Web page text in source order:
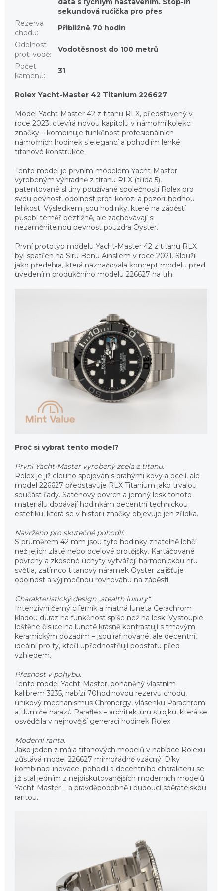
data s rychlým nastavením. Stop-in
sekundová ručička pro přes
Rezerva
chodu:
Přibližně 70 hodin
Odolnost
proti vodě:
Vodotěsnost do 100 metrů
Počet
kamenů:
31
Rolex Yacht-Master 42 Titanium 226627
Model Yacht-Master 42 z titanu RLX, představený v
roce 2023, otevírá novou kapitolu v námořní kolekci
značky – kombinuje funkčnost profesionálních
námořních hodinek s elegancí a pohodlím lehké
titanové konstrukce.
Tento model je prvním modelem Yacht-Master
vyrobeným výhradně z titanu RLX (třída 5),
patentované slitiny používané společností Rolex pro
svou pevnost, odolnost proti korozi a pozoruhodnou
lehkost. Výsledkem jsou hodinky, které na zápěstí
působí téměř beztížně, ale zachovávají si
nezaměnitelnou pevnost pouzdra Oyster.
První prototyp modelu Yacht-Master 42 z titanu RLX
byl spatřen na Siru Benu Ainsliem v roce 2021. Sloužil
jako předehra, která naznačovala koncept modelu před
uvedením produkčního modelu 226627 na trh.
Proč si vybrat tento model?
První Yacht-Master vyrobený zcela z titanu.
Rolex je již dlouho spojován s drahými kovy a ocelí, ale
model 226627 představuje RLX Titanium jako trvalou
součást řady. Saténový povrch a jemný lesk tohoto
materiálu dodávají hodinkám decentní technickou
estetiku, která se v historii značky objevuje jen zřídka.
Navrženo pro skutečné pohodlí.
S průměrem 42 mm jsou tyto hodinky znatelně lehčí
než jejich zlaté nebo ocelové protějšky. Kartáčované
povrchy a zkosené úchyty vytvářejí harmonickou hru
světla, zatímco titanový náramek Oyster zajišťuje
odolnost a výjimečnou rovnováhu na zápěstí.
Charakteristický design „stealth luxury“.
Intenzivní černý ciferník a matná luneta Cerachrom
kladou důraz na funkčnost spíše než na lesk. Vystouplé
leštěné číslice na lunetě krásně kontrastují s tmavým
keramickým pozadím – jsou rafinované, ale decentní,
ideální pro ty, kteří upřednostňují podstatu před
vzhledem.
Přesnost v pohybu.
Tento model Yacht-Master, poháněný vlastním
kalibrem 3235, nabízí 70hodinovou rezervu chodu,
únikový mechanismus Chronergy, vlásenku Parachrom
a tlumiče nárazů Paraflex – architekturu strojku, která se
osvědčila v nejnovější generaci hodinek Rolex.
Moderní rarita.
Jako jeden z mála titanových modelů v nabídce Rolexu
zůstává model 226627 mimořádně vzácný. Díky
kombinaci inovace, pohodlí a decentního charakteru se
již stal jedním z nejdiskutovanějších moderních modelů
Yacht-Master – a pravděpodobně i budoucí sběratelskou
raritou.